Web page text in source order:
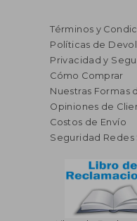
Términos y
Políticas de
Privacidad y
Cómo Comprar
Nuestras Formas
Opiniones de
Costos de Envío
Seguridad Redes